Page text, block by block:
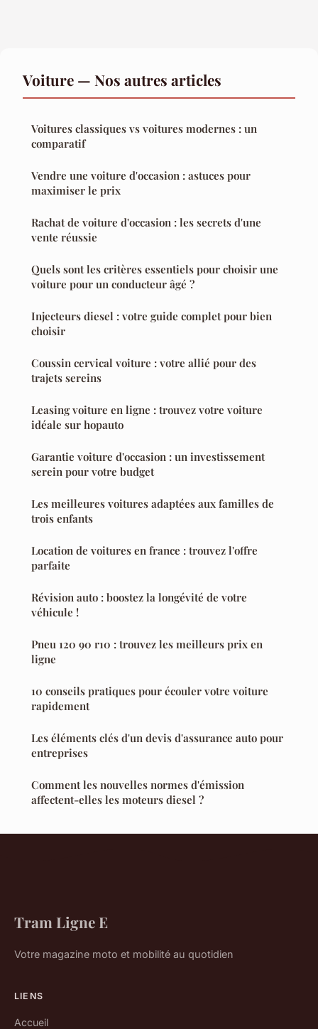
Voiture — Nos autres articles
Voitures classiques vs voitures modernes : un
comparatif
Vendre une voiture d'occasion : astuces pour
maximiser le prix
Rachat de voiture d'occasion : les secrets d'une
vente réussie
Quels sont les critères essentiels pour choisir une
voiture pour un conducteur âgé ?
Injecteurs diesel : votre guide complet pour bien
choisir
Coussin cervical voiture : votre allié pour des
trajets sereins
Leasing voiture en ligne : trouvez votre voiture
idéale sur hopauto
Garantie voiture d'occasion : un investissement
serein pour votre budget
Les meilleures voitures adaptées aux familles de
trois enfants
Location de voitures en france : trouvez l'offre
parfaite
Révision auto : boostez la longévité de votre
véhicule !
Pneu 120 90 r10 : trouvez les meilleurs prix en
ligne
10 conseils pratiques pour écouler votre voiture
rapidement
Les éléments clés d'un devis d'assurance auto pour
entreprises
Comment les nouvelles normes d'émission
affectent-elles les moteurs diesel ?
Tram Ligne E
Votre magazine moto et mobilité au quotidien
LIENS
Accueil